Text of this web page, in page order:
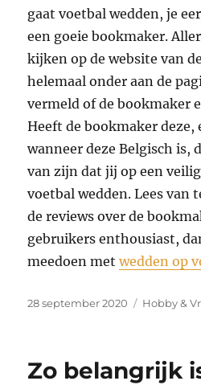
gaat voetbal wedden, je
een goeie bookmaker.
kijken op de website van
helemaal onder aan de
vermeld of de bookmaker
Heeft de bookmaker deze,
wanneer deze Belgisch is,
van zijn dat jij op een
voetbal wedden. Lees van
de reviews over de
gebruikers enthousiast,
meedoen metwedden op
Geplaatst
28 september 2020 Hobby &
Zo belangrijk